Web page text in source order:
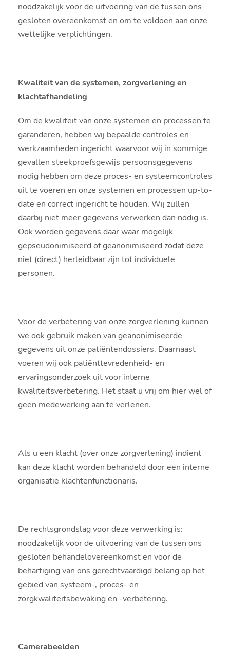
noodzakelijk voor de uitvoering van de tussen ons
gesloten overeenkomst en om te voldoen aan onze
wettelijke verplichtingen.
Kwaliteit van de systemen, zorgverlening en
klachtafhandeling
Om de kwaliteit van onze systemen en processen te
garanderen, hebben wij bepaalde controles en
werkzaamheden ingericht waarvoor wij in sommige
gevallen steekproefsgewijs persoonsgegevens
nodig hebben om deze proces- en systeemcontroles
uit te voeren en onze systemen en processen up-to-
date en correct ingericht te houden. Wij zullen
daarbij niet meer gegevens verwerken dan nodig is.
Ook worden gegevens daar waar mogelijk
gepseudonimiseerd of geanonimiseerd zodat deze
niet (direct) herleidbaar zijn tot individuele
personen.
Voor de verbetering van onze zorgverlening kunnen
we ook gebruik maken van geanonimiseerde
gegevens uit onze patiëntendossiers. Daarnaast
voeren wij ook patiënttevredenheid- en
ervaringsonderzoek uit voor interne
kwaliteitsverbetering. Het staat u vrij om hier wel of
geen medewerking aan te verlenen.
Als u een klacht (over onze zorgverlening) indient
kan deze klacht worden behandeld door een interne
organisatie klachtenfunctionaris.
De rechtsgrondslag voor deze verwerking is:
noodzakelijk voor de uitvoering van de tussen ons
gesloten behandelovereenkomst en voor de
behartiging van ons gerechtvaardigd belang op het
gebied van systeem-, proces- en
zorgkwaliteitsbewaking en -verbetering.
Camerabeelden